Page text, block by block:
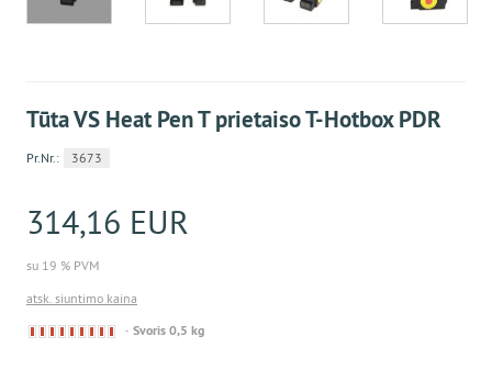
Tūta VS Heat Pen T prietaiso T-Hotbox PDR
Pr.Nr.: 3673
314,16 EUR
su 19 % PVM
atsk. siuntimo kaina
Derzeit
Svoris 0,5 kg